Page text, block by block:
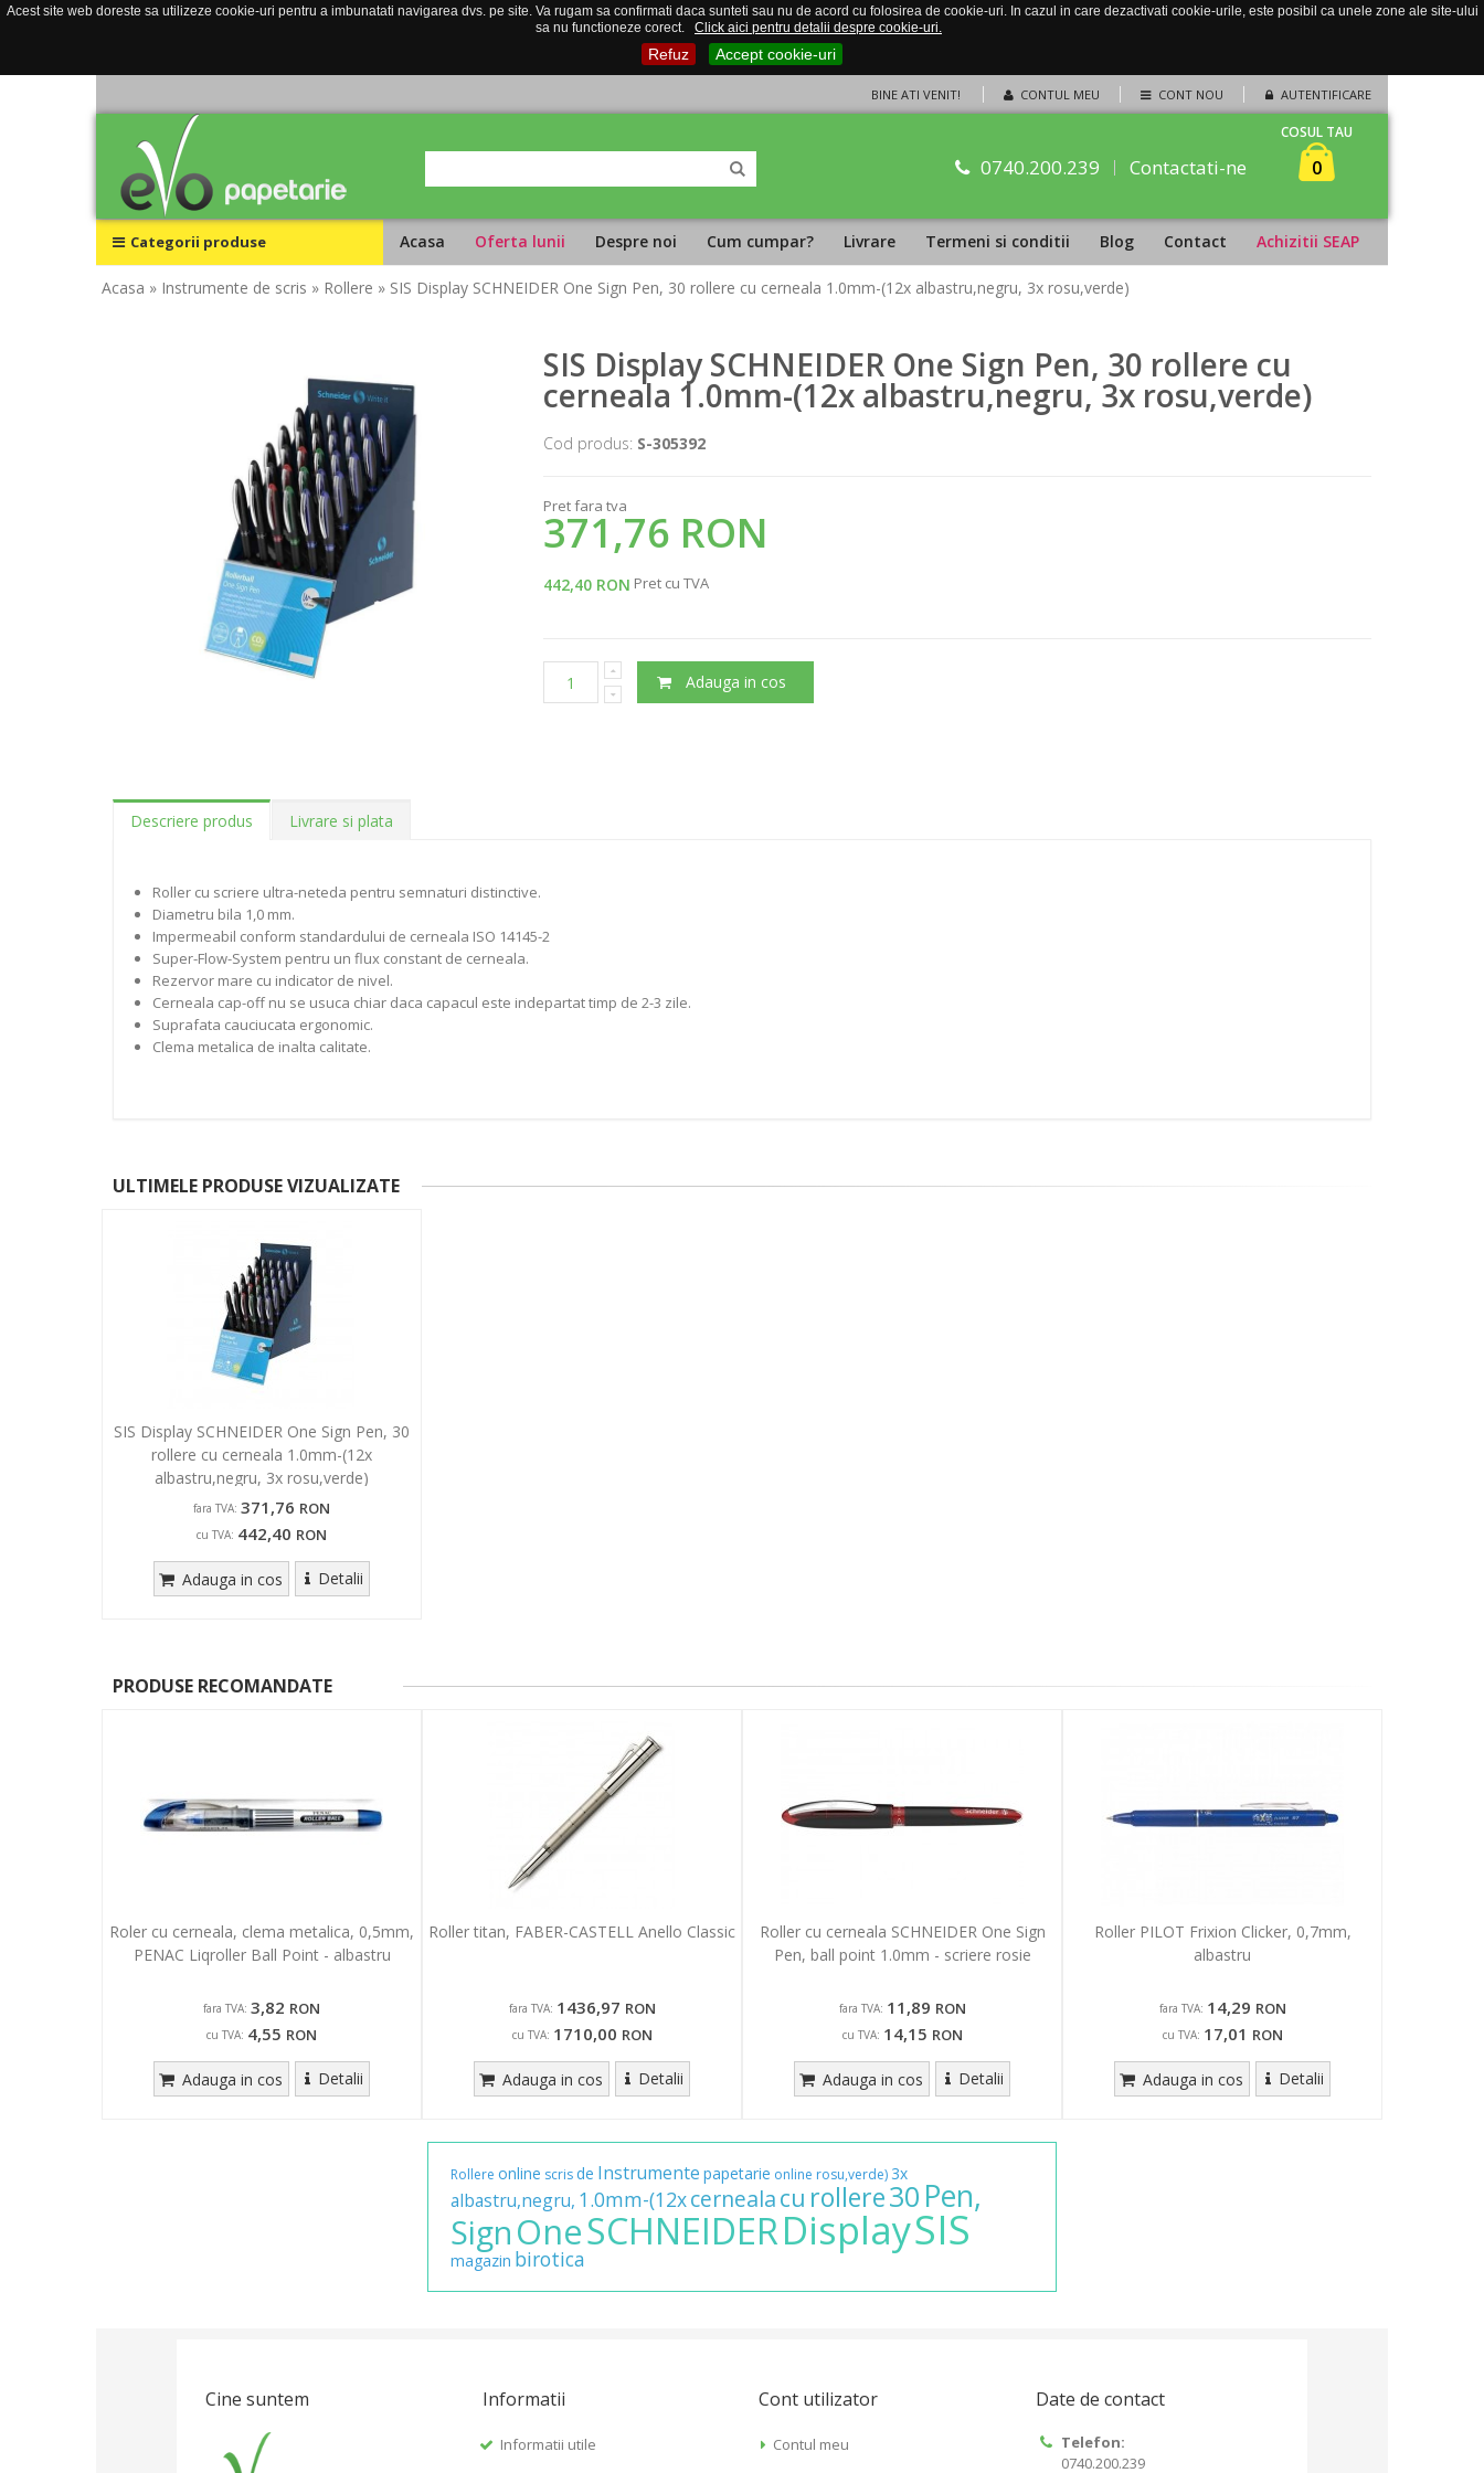
Acest site web doreste sa utilizeze cookie-uri pentru a imbunatati navigarea dvs. pe site. Va rugam sa confirmati daca sunteti sau nu de acord cu folosirea de cookie-uri. In cazul in care dezactivati cookie-urile, este posibil ca unele zone ale site-ului
sa nu functioneze corect.
Click aici pentru detalii despre cookie-uri.
Refuz Accept cookie-uri
CONTUL MEU CONT NOU AUTENTIFICARE
BINE ATI VENIT!
0740.200.239 Contactati-ne
COSUL TAU
0
Categorii produse Acasa Oferta lunii Despre noi Cum cumpar? Livrare Termeni si conditii Blog Contact Achizitii SEAP
Acasa » Instrumente de scris » Rollere » SIS Display SCHNEIDER One Sign Pen, 30 rollere cu cerneala 1.0mm-(12x albastru,negru, 3x rosu,verde)
SIS Display SCHNEIDER One Sign Pen, 30 rollere cu
cerneala 1.0mm-(12x albastru,negru, 3x rosu,verde)
Cod produs: S-305392
Pret fara tva
371,76 RON
442,40 RON Pret cu TVA
Adauga in cos
Descriere produs Livrare si plata
Roller cu scriere ultra-neteda pentru semnaturi distinctive.
Diametru bila 1,0 mm.
Impermeabil conform standardului de cerneala ISO 14145-2
Super-Flow-System pentru un flux constant de cerneala.
Rezervor mare cu indicator de nivel.
Cerneala cap-off nu se usuca chiar daca capacul este indepartat timp de 2-3 zile.
Suprafata cauciucata ergonomic.
Clema metalica de inalta calitate.
ULTIMELE PRODUSE VIZUALIZATE
SIS Display SCHNEIDER One Sign Pen, 30
rollere cu cerneala 1.0mm-(12x
albastru,negru, 3x rosu,verde)
fara TVA: 371,76 RON
cu TVA: 442,40 RON
Adauga in cos Detalii
PRODUSE RECOMANDATE
Roler cu cerneala, clema metalica, 0,5mm,
PENAC Liqroller Ball Point - albastru
fara TVA: 3,82 RON
cu TVA: 4,55 RON
Adauga in cos Detalii
Roller titan, FABER-CASTELL Anello Classic
fara TVA: 1436,97 RON
cu TVA: 1710,00 RON
Adauga in cos Detalii
Roller cu cerneala SCHNEIDER One Sign
Pen, ball point 1.0mm - scriere rosie
fara TVA: 11,89 RON
cu TVA: 14,15 RON
Adauga in cos Detalii
Roller PILOT Frixion Clicker, 0,7mm,
albastru
fara TVA: 14,29 RON
cu TVA: 17,01 RON
Adauga in cos Detalii
Rollere online scrisde Instrumente papetarie online rosu,verde) 3x
albastru,negru, 1.0mm-(12xcernealacu rollere30 Pen,
SignOneSCHNEIDERDisplaySIS
magazin birotica
Cine suntem Informatii
Informatii utile
Cont utilizator
Contul meu
Date de contact
Telefon:
0740.200.239